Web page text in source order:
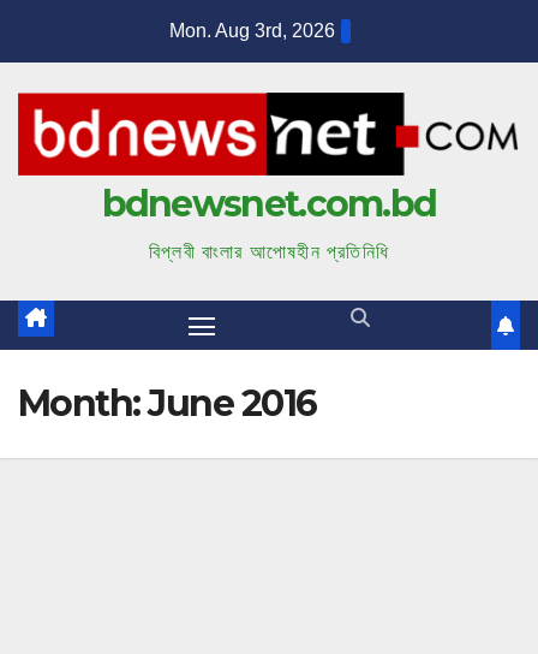
n
Mon. Aug 3rd, 2026
bdnewsnet.com.bd
বিপ্লবী বাংলার আপোষহীন প্রতিনিধি
Month:June 2016